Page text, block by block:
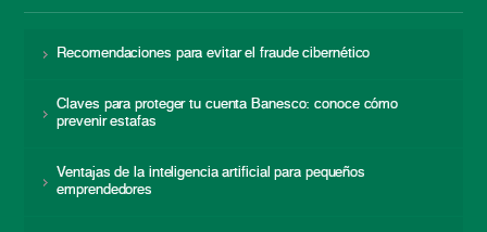
Recomendaciones para evitar el fraude cibernético
Claves para proteger tu cuenta Banesco: conoce cómo
prevenir estafas
Ventajas de la inteligencia artificial para pequeños
emprendedores